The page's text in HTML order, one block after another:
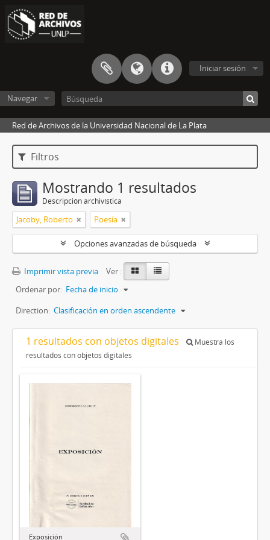
Iniciar sesión
Navegar
Red de Archivos de la Universidad Nacional de La Plata
Filtros
Mostrando 1 resultados
Descripción archivística
Jacoby, Roberto Poesía
Opciones avanzadas de búsqueda
Imprimir vista previa
Ver :
Ordenar por: Fecha de inicio
Direction: Clasificación en orden ascendente
1 resultados con objetos digitales
Muestra los
resultados con objetos digitales
Exposición